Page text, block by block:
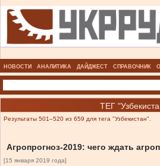
НОВОСТИ АНАЛИТИКА ДАЙДЖЕСТ СПРАВОЧНИК
ТЕГ
Результаты 501–520 из 659 для тега "Узбекистан".
Агропрогноз-2019: чего ждать
[15 января 2019 года]